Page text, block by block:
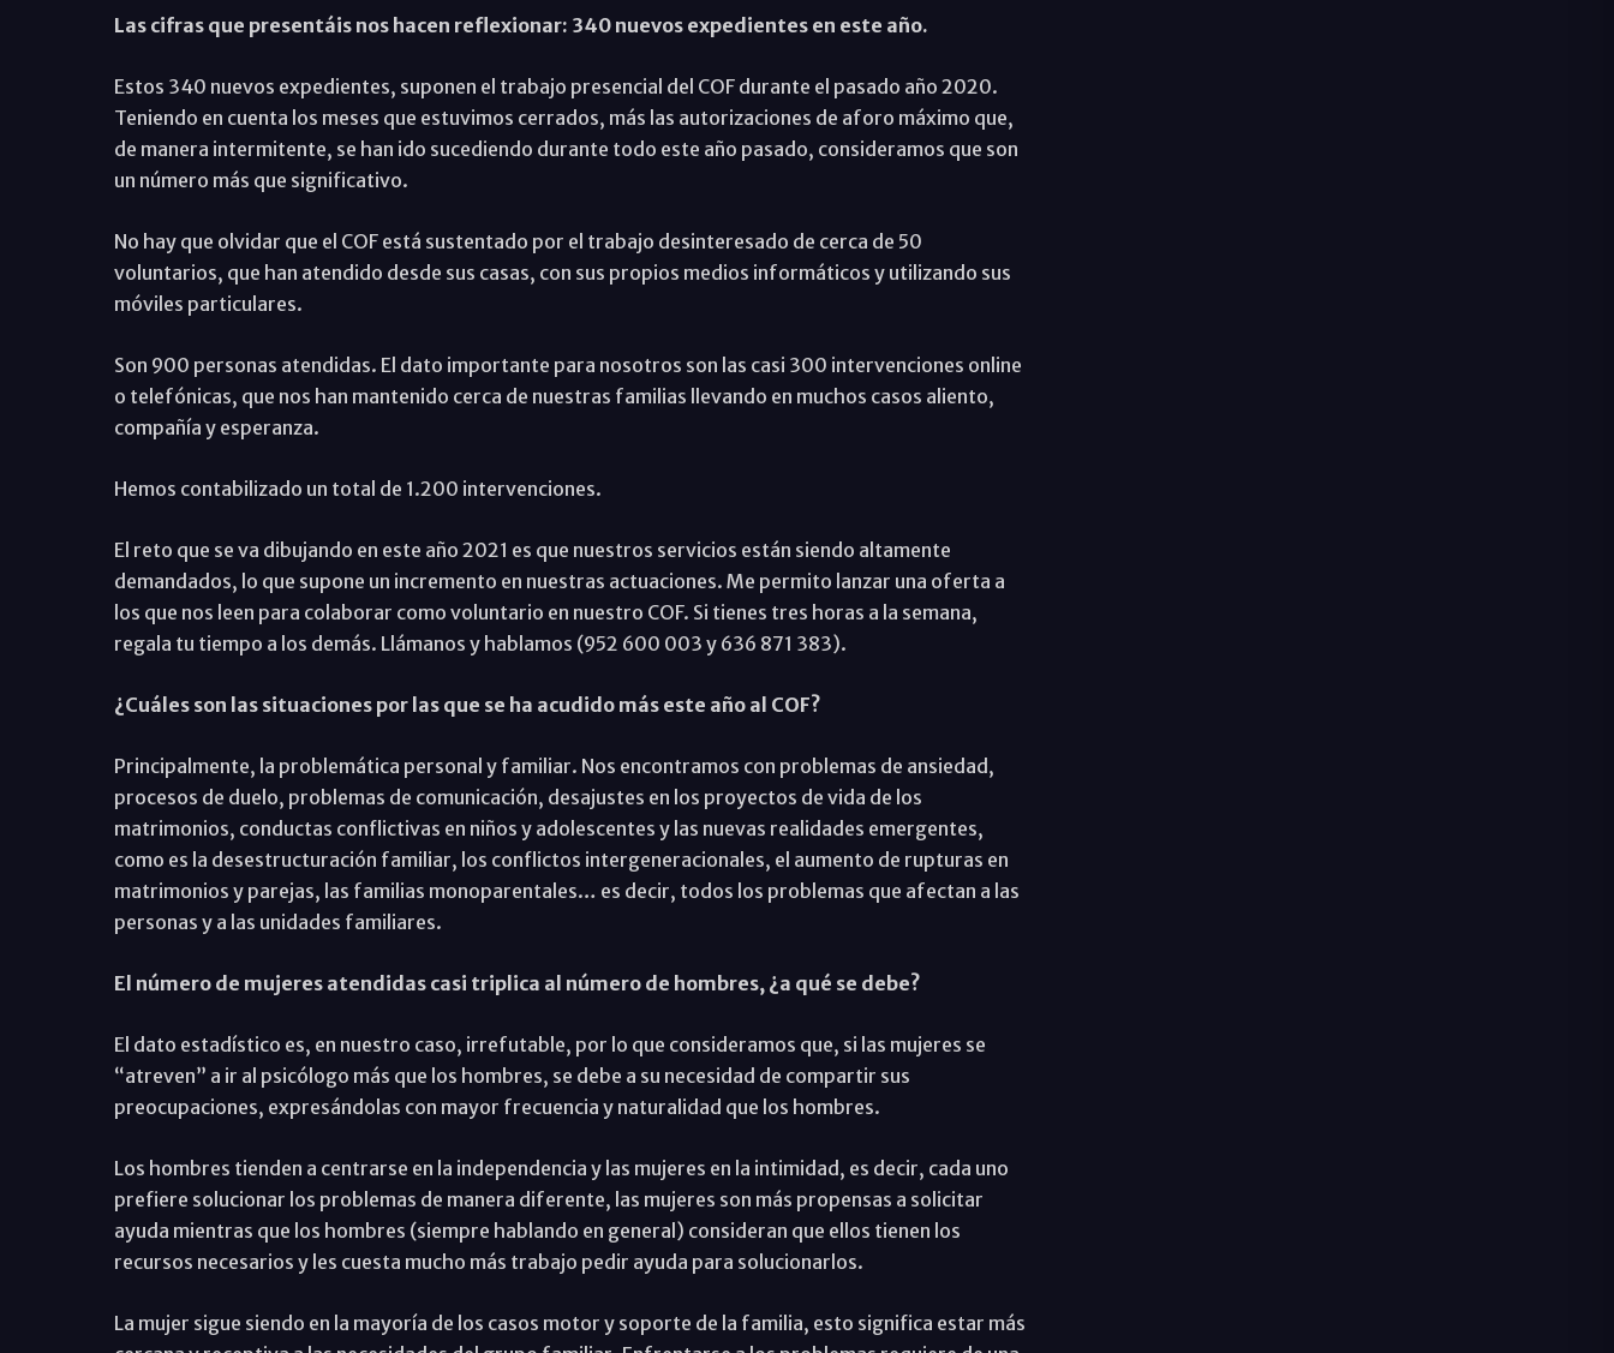
Las cifras que presentáis nos hacen reflexionar: 340 nuevos expedientes en este año.
Estos 340 nuevos expedientes, suponen el trabajo presencial del COF durante el pasado año 2020.
Teniendo en cuenta los meses que estuvimos cerrados, más las autorizaciones de aforo máximo que,
de manera intermitente, se han ido sucediendo durante todo este año pasado, consideramos que son
un número más que significativo.
No hay que olvidar que el COF está sustentado por el trabajo desinteresado de cerca de 50
voluntarios, que han atendido desde sus casas, con sus propios medios informáticos y utilizando sus
móviles particulares.
Son 900 personas atendidas. El dato importante para nosotros son las casi 300 intervenciones online
o telefónicas, que nos han mantenido cerca de nuestras familias llevando en muchos casos aliento,
compañía y esperanza.
Hemos contabilizado un total de 1.200 intervenciones.
El reto que se va dibujando en este año 2021 es que nuestros servicios están siendo altamente
demandados, lo que supone un incremento en nuestras actuaciones. Me permito lanzar una oferta a
los que nos leen para colaborar como voluntario en nuestro COF. Si tienes tres horas a la semana,
regala tu tiempo a los demás. Llámanos y hablamos (952 600 003 y 636 871 383).
¿Cuáles son las situaciones por las que se ha acudido más este año al COF?
Principalmente, la problemática personal y familiar. Nos encontramos con problemas de ansiedad,
procesos de duelo, problemas de comunicación, desajustes en los proyectos de vida de los
matrimonios, conductas conflictivas en niños y adolescentes y las nuevas realidades emergentes,
como es la desestructuración familiar, los conflictos intergeneracionales, el aumento de rupturas en
matrimonios y parejas, las familias monoparentales… es decir, todos los problemas que afectan a las
personas y a las unidades familiares.
El número de mujeres atendidas casi triplica al número de hombres, ¿a qué se debe?
El dato estadístico es, en nuestro caso, irrefutable, por lo que consideramos que, si las mujeres se
“atreven” a ir al psicólogo más que los hombres, se debe a su necesidad de compartir sus
preocupaciones, expresándolas con mayor frecuencia y naturalidad que los hombres.
Los hombres tienden a centrarse en la independencia y las mujeres en la intimidad, es decir, cada uno
prefiere solucionar los problemas de manera diferente, las mujeres son más propensas a solicitar
ayuda mientras que los hombres (siempre hablando en general) consideran que ellos tienen los
recursos necesarios y les cuesta mucho más trabajo pedir ayuda para solucionarlos.
La mujer sigue siendo en la mayoría de los casos motor y soporte de la familia, esto significa estar más